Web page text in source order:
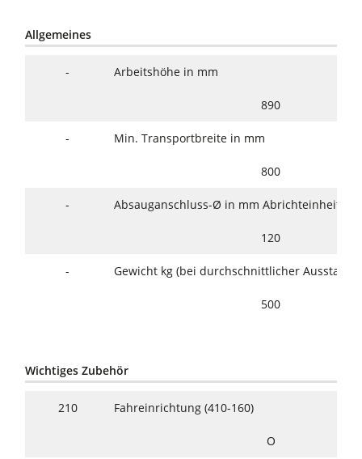
Allgemeines
- Arbeitshöhe in mm
890
- Min. Transportbreite in mm
800
- Absauganschluss-Ø in mm Abrichteinheit/
120
- Gewicht kg (bei durchschnittlicher
500
Wichtiges Zubehör
210 Fahreinrichtung (410-160)
O